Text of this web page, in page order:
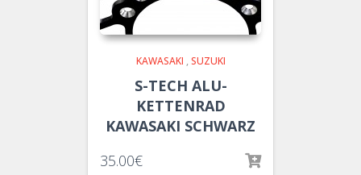
KAWASAKI , SUZUKI
S-TECH ALU-
KETTENRAD
KAWASAKI SCHWARZ
35.00€